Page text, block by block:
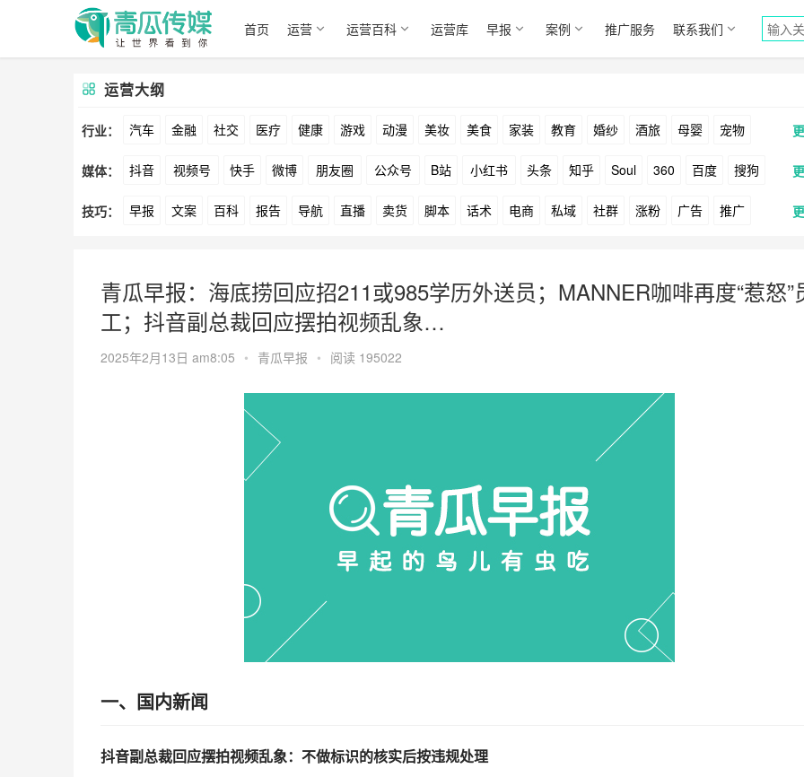
首页 运营 运营百科 运营库 早报 案例 推广服务 联系我们
运营大纲
行业： 汽车 金融 社交 医疗 健康 游戏 动漫 美妆 美食 家装 教育 婚纱 酒旅 母婴 宠物
文娱 跨境 科技 广告 元宇宙 房地产
媒体： 抖音 视频号 快手 微博 朋友圈 公众号 B站 小红书 头条 知乎 Soul 360 百度 搜狗
爱奇艺 美柚 美图 最右 神马 谷歌 Facebook Tiktok YouTube Yahoo Bing
技巧： 早报 文案 百科 报告 导航 直播 卖货 脚本 话术 电商 私域 社群 涨粉 广告 推广
青瓜早报：海底捞回应招211或985学历外送员；MANNER咖啡再度“惹怒”
工；抖音副总裁回应摆拍视频乱象…
2025年2月13日 am8:05 • 青瓜早报 • 阅读 195022
一、国内新闻
抖音副总裁回应摆拍视频乱象：不做标识的核实后按违规处理